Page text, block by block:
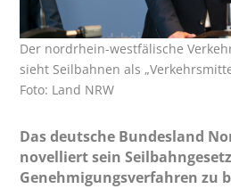
Der nordrhein-westfälische
sieht Seilbahnen als
Foto: Land NRW
Das deutsche Bundesland
novelliert sein
Genehmigungsverfahren zu